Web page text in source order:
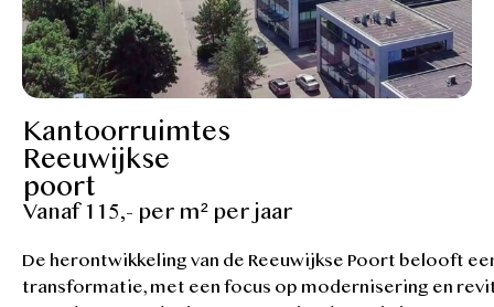
Kantoorruimtes
Reeuwijkse
poort
Vanaf 115,- per m² per jaar
De herontwikkeling van de Reeuwijkse Poort belooft
transformatie, met een focus op modernisering en